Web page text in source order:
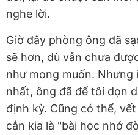
nghe lời.
Giờ đây phòng ông đã
sẽ hơn, dù vẫn chưa
như mong muốn. Nhưng
nhất, ông đã để tôi dọn
định kỳ. Cũng có thể, vết
cắn kia là "bài học nhớ